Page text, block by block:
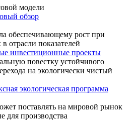
модели
обзор
обеспечивающему рост при
отрасли показателей
инвестиционные проекты
повестку устойчивого
на экологически чистый
экологическая программа
поставлять на мировой рынок
для производства